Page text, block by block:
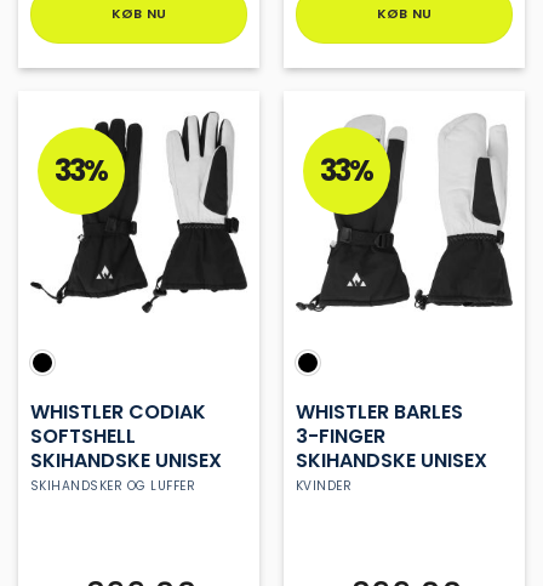
KØB NU
vare
flere
varianter.
Mulighederne
kan
vælges
på
varesiden
KØB NU
vare
flere
varianter.
Mulighederne
vælges
varesiden
33%
SKIHANDSKER OG LUFFER
WHISTLER CODIAK
SOFTSHELL
SKIHANDSKE UNISEX
33%
KVINDER
WHISTLER BARLES
3-FINGER
SKIHANDSKE UNISEX